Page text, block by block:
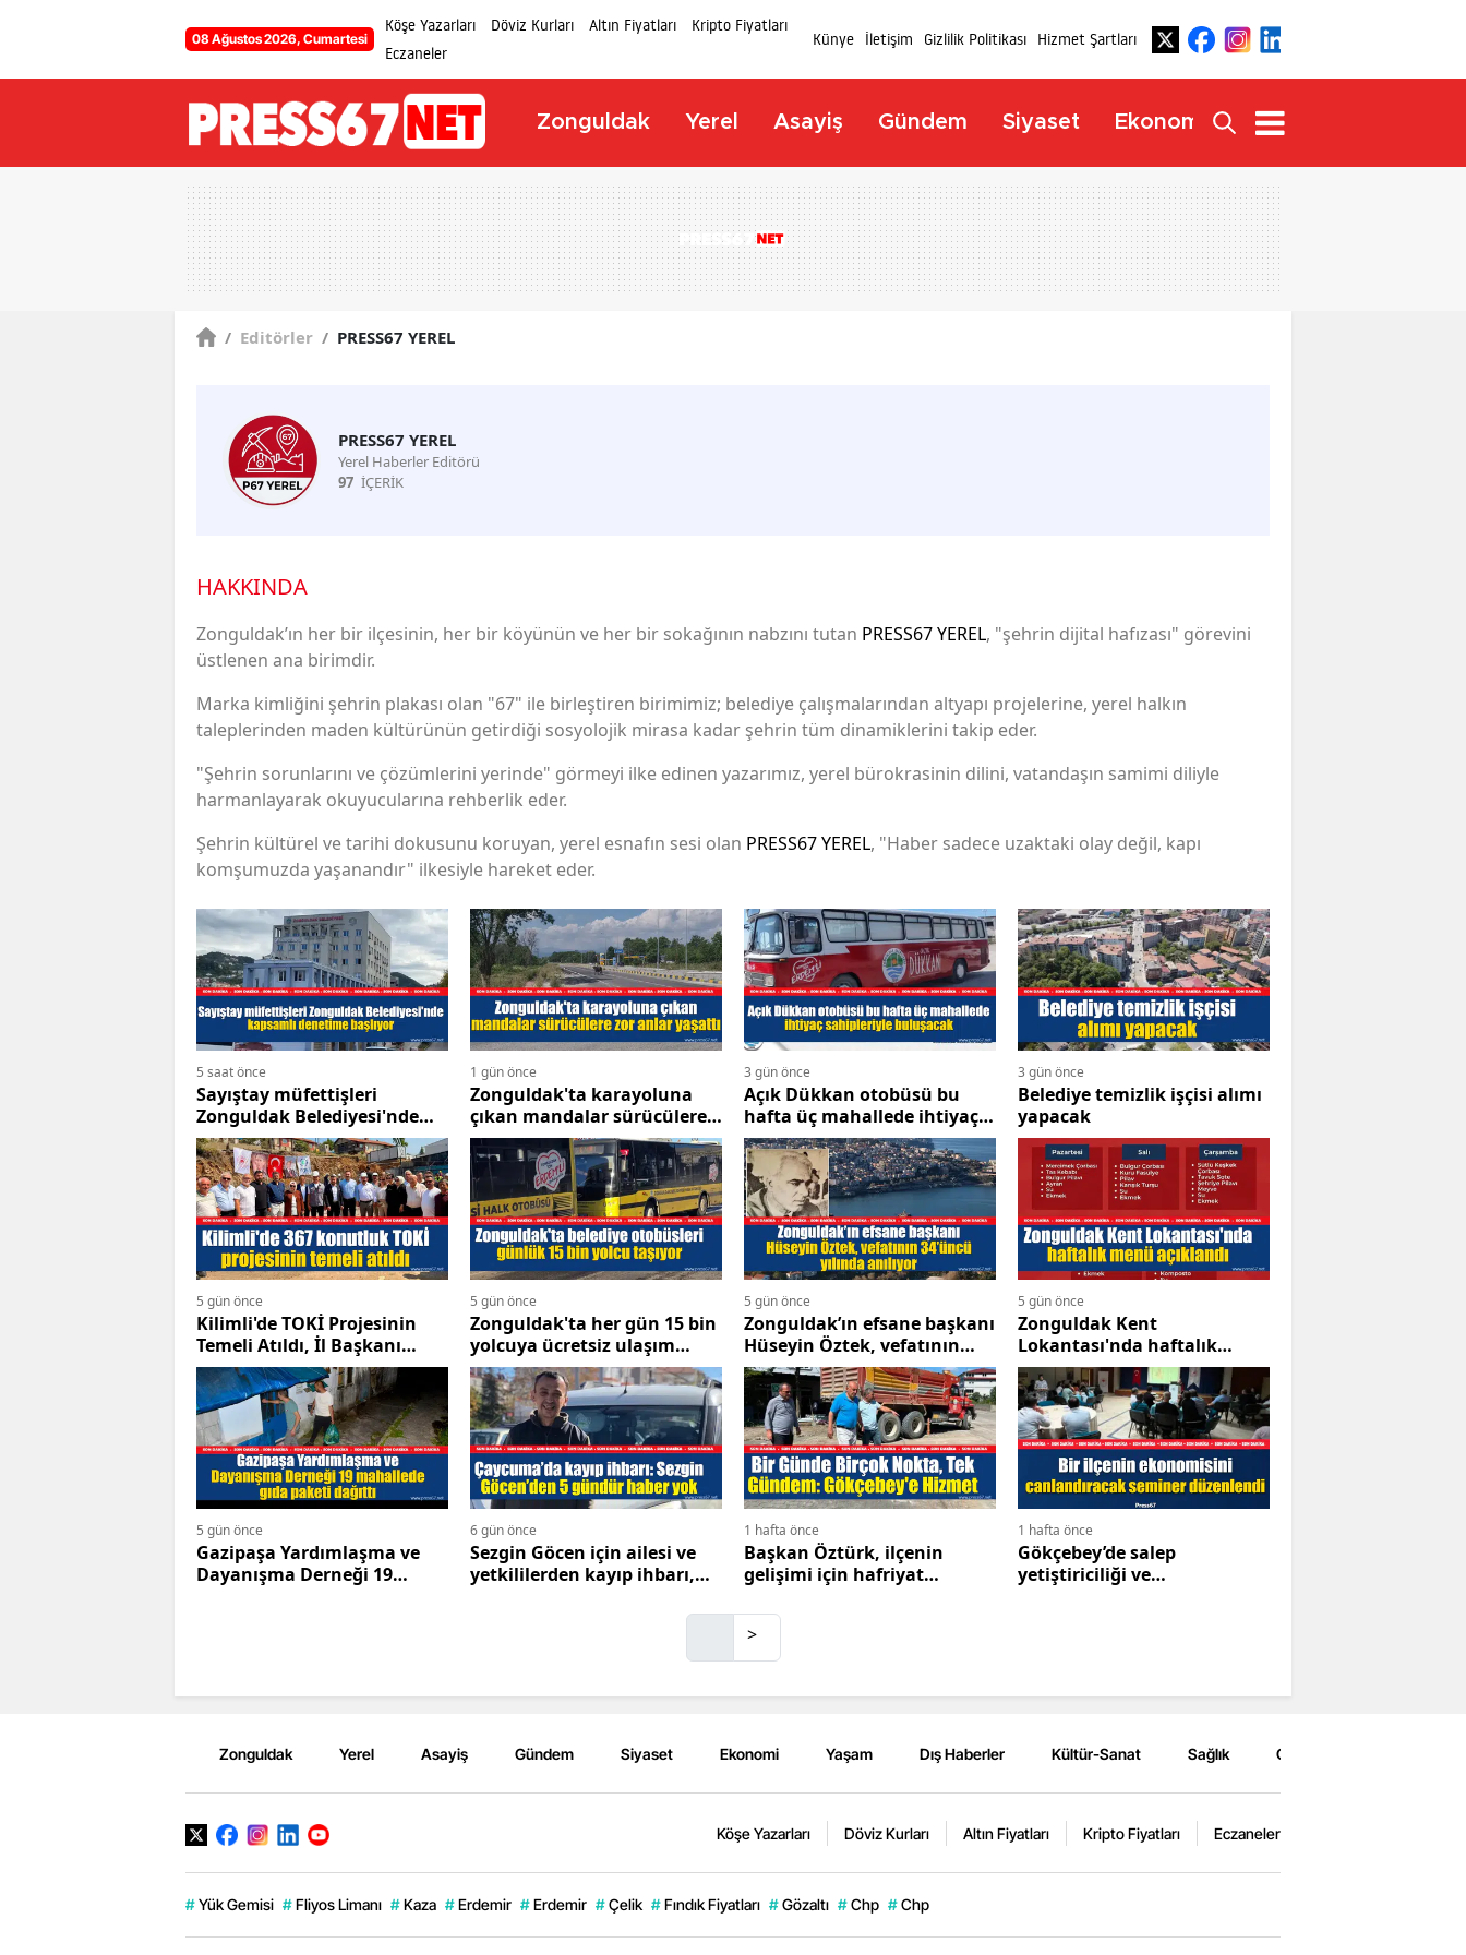
08 Ağustos 2026, Cumartesi
Köşe Yazarları Döviz Kurları Altın Fiyatları
Kripto Fiyatları
Eczaneler
Künye İletişim Gizlilik Politikası Hizmet Şartları
Zonguldak Yerel Asayiş Gündem Siyaset Ekonomi Yaşam
/ Editörler / PRESS67 YEREL
PRESS67 YEREL
Yerel Haberler Editörü
97 İÇERİK
HAKKINDA
Zonguldak’ın her bir ilçesinin, her bir köyünün ve her bir sokağının nabzını tutan PRESS67 YEREL, "şehrin dijital hafızası" görevini
üstlenen ana birimdir.
Marka kimliğini şehrin plakası olan "67" ile birleştiren birimimiz; belediye çalışmalarından altyapı projelerine, yerel halkın
taleplerinden maden kültürünün getirdiği sosyolojik mirasa kadar şehrin tüm dinamiklerini takip eder.
"Şehrin sorunlarını ve çözümlerini yerinde" görmeyi ilke edinen yazarımız, yerel bürokrasinin dilini, vatandaşın samimi diliyle
harmanlayarak okuyucularına rehberlik eder.
Şehrin kültürel ve tarihi dokusunu koruyan, yerel esnafın sesi olan PRESS67 YEREL, "Haber sadece uzaktaki olay değil, kapı
komşumuzda yaşanandır" ilkesiyle hareket eder.
5 saat önce
Sayıştay müfettişleri
Zonguldak Belediyesi'nde
kapsamlı denetime başlıyor
1 gün önce
Zonguldak'ta karayoluna
çıkan mandalar sürücülere
zor anlar yaşattı
3 gün önce
Açık Dükkan otobüsü bu
hafta üç mahallede ihtiyaç
sahipleriyle buluşacak
3 gün önce
Belediye temizlik işçisi alımı
yapacak
5 gün önce
Kilimli'de TOKİ Projesinin
Temeli Atıldı, İl Başkanı
Çağlayan Büyük Kazanımı
Vurguladı
5 gün önce
Zonguldak'ta her gün 15 bin
yolcuya ücretsiz ulaşım
hizmeti sunuluyor
5 gün önce
Zonguldak’ın efsane başkanı
Hüseyin Öztek, vefatının
34’üncü yılında anılıyor
5 gün önce
Zonguldak Kent
Lokantası'nda haftalık
menü açıklandı
5 gün önce
Gazipaşa Yardımlaşma ve
Dayanışma Derneği 19
6 gün önce
Sezgin Göcen için ailesi ve
yetkililerden kayıp ihbarı,
1 hafta önce
Başkan Öztürk, ilçenin
gelişimi için hafriyat
denetliyor
1 hafta önce
Gökçebey’de salep
yetiştiriciliği ve
>
Zonguldak Yerel Asayiş Gündem Siyaset Ekonomi Yaşam Dış Haberler Kültür-Sanat Sağlık Çevre
Köşe Yazarları Döviz Kurları Altın Fiyatları Kripto Fiyatları Eczaneler
# Yük Gemisi # Fliyos Limanı # Kaza # Erdemir # Erdemir # Çelik # Fındık Fiyatları # Gözaltı # Chp # Chp